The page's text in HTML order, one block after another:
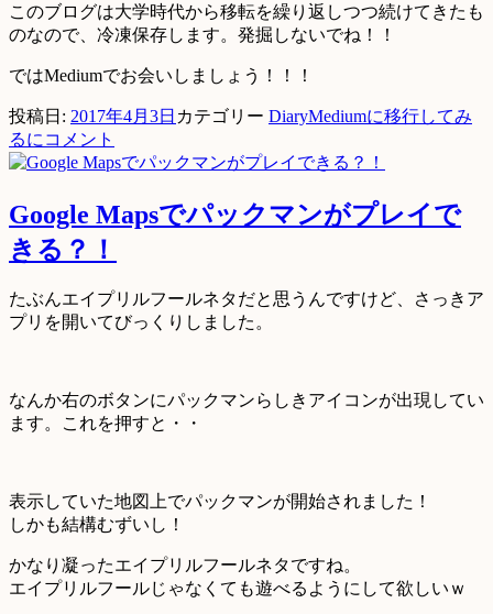
このブログは大学時代から移転を繰り返しつつ続けてきたも
のなので、冷凍保存します。発掘しないでね！！
ではMediumでお会いしましょう！！！
投稿日: 2017年4月3日 カテゴリー DiaryMediumに移行してみ
るに コメント
Google Mapsでパックマンがプレイで
きる？！
たぶんエイプリルフールネタだと思うんですけど、さっきア
プリを開いてびっくりしました。
なんか右のボタンにパックマンらしきアイコンが出現してい
ます。これを押すと・・
表示していた地図上でパックマンが開始されました！
しかも結構むずいし！
かなり凝ったエイプリルフールネタですね。
エイプリルフールじゃなくても遊べるようにして欲しいｗ